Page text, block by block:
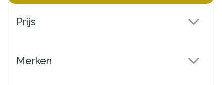
Prijs
Merken